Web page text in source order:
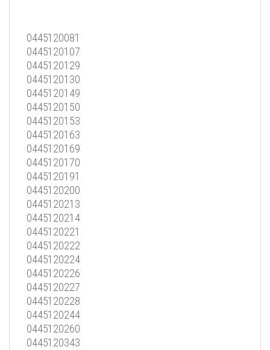
0445120081
0445120107
0445120129
0445120130
0445120149
0445120150
0445120153
0445120163
0445120169
0445120170
0445120191
0445120200
0445120213
0445120214
0445120221
0445120222
0445120224
0445120226
0445120227
0445120228
0445120244
0445120260
0445120343